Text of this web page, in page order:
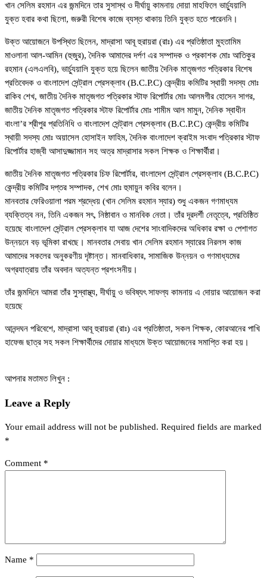
খান সেলিম রহমান এর জন্মদিনে তার সুসাস্থ ও দীর্ঘায়ু কামনায় দোয়া মাহফিলে ভার্চ্যুয়ালি
যুক্ত হবার কথা ছিলো, জরুরী বিশেষ কাজে ব্যস্ত থাকায় তিনি যুক্ত হতে পারেননি।
উক্ত আয়োজনে উপস্থিত ছিলেন, মাদ্রাসা আবূ হুরায়রা (রাঃ) এর প্রতিষ্ঠাতা মুহতামিম
মাওলানা আল-আমিন (হুজুর), দৈনিক আমাদের দর্পণ এর সম্পাদক ও প্রকাশক মোঃ আতিকুর
রহমান (এলএলবি), ভার্চ্যুয়ালি যুক্ত হয়ে ছিলেন জাতীয় দৈনিক মাতৃজগত পত্রিকার বিশেষ
প্রতিবেদক ও বাংলাদেশ সেন্ট্রাল প্রেসক্লাব (B.C.P.C) কেন্দ্রীয় কমিটির স্থায়ী সদস্য মোঃ
রাকিব শেখ, জাতীয় দৈনিক মাতৃজগত পত্রিকার স্টাফ রিপোর্টার মোঃ আলমগীর হোসেন সাগর,
জাতীয় দৈনিক মাতৃজগত পত্রিকার স্টাফ রিপোর্টার মোঃ শামীম আল মামুন, দৈনিক স্বাধীন
বাংলা’র শ্রীপুর প্রতিনিধি ও বাংলাদেশ সেন্ট্রাল প্রেসক্লাব (B.C.P.C) কেন্দ্রীয় কমিটির
স্থায়ী সদস্য মোঃ অয়াসেল হোসাইন ফাহিম, দৈনিক বাংলাদেশ ক্রাইম সংবাদ পত্রিকার স্টাফ
রিপোর্টার হাজ্বী আসাদুজ্জামান সহ অত্র মাদ্রাসার সকল শিক্ষক ও শিক্ষার্থীরা।
জাতীয় দৈনিক মাতৃজগত পত্রিকার চিফ রিপোর্টার, বাংলাদেশ সেন্ট্রাল প্রেসক্লাব (B.C.P.C)
কেন্দ্রীয় কমিটির দপ্তর সম্পাদক, শেখ মোঃ হুমায়ুন কবির বলেন।
মানবতার ফেরিওয়ালা পরম শ্রদ্ধেয় (খান সেলিম রহমান স্যার) শুধু একজন গণমাধ্যম
ব্যক্তিত্ব নন, তিনি একজন সৎ, নিষ্ঠাবান ও মানবিক নেতা। তাঁর দূরদর্শী নেতৃত্বে, প্রতিষ্ঠিত
হয়েছে বাংলাদেশ সেন্ট্রাল প্রেসক্লাব যা আজ দেশের সাংবাদিকদের অধিকার রক্ষা ও পেশাগত
উন্নয়নে বড় ভূমিকা রাখছে। মানবতার সেবায় খান সেলিম রহমান স্যারের নিরলস কাজ
আমাদের সকলের অনুকরণীয় দৃষ্টান্ত। মানবাধিকার, সামাজিক উন্নয়ন ও গণমাধ্যমের
অগ্রযাত্রায় তাঁর অবদান অত্যন্ত প্রশংসনীয়।
তাঁর জন্মদিনে আমরা তাঁর সুস্বাস্থ্য, দীর্ঘায়ু ও ভবিষ্যৎ সাফল্য কামনায় এ দোয়ার আয়োজন করা
হয়েছে
আনন্দঘন পরিবেশে, মাদ্রাসা আবূ হুরায়রা (রাঃ) এর প্রতিষ্ঠাতা, সকল শিক্ষক, কোরআনের পাখি
হাফেজ ছাত্র সহ সকল শিক্ষার্থীদের দোয়ার মাধ্যমে উক্ত আয়োজনের সমাপ্তি করা হয়।
আপনার মতামত লিখুন :
Leave a Reply
Your email address will not be published. Required fields are marked
*
Comment *
Name *